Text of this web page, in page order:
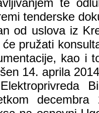
te
tenderske
od uslova iz
će pružati
kao i
14. aprila